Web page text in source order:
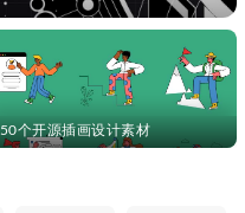
50个开源插画设计素材
素材 2022-04-16
2021-01-07
12-06
理app ui设计 .fig .xd